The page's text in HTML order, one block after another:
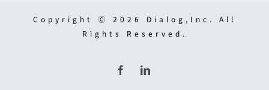
Copyright Ⓒ 2026 Dialog,Inc. All
Rights Reserved.
Facebook